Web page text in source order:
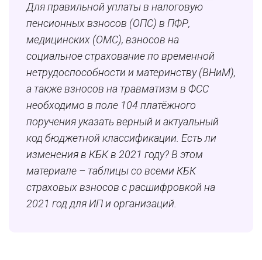
Для правильной уплаты в налоговую
пенсионных взносов (ОПС) в ПФР,
медицинских (ОМС), взносов на
социальное страхование по временной
нетрудоспособности и материнству (ВНиМ),
а также взносов на травматизм в ФСС
необходимо в поле 104 платёжного
поручения указать верный и актуальный
код бюджетной классификации. Есть ли
изменения в КБК в 2021 году? В этом
материале – таблицы со всеми КБК
страховых взносов с расшифровкой на
2021 год для ИП и организаций.